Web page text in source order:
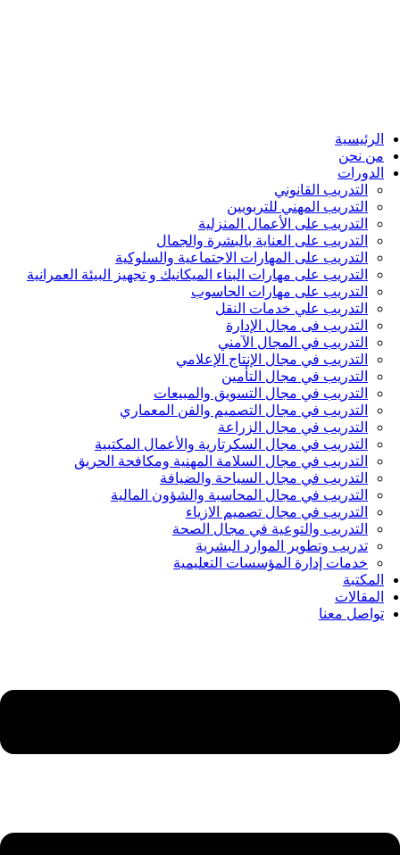
الرئيسية
من نحن
الدورات
التدريب القانوني
التدريب المهني للتربويين
التدريب على الأعمال المنزلية
التدريب على العناية بالبشرة والجمال
التدريب على المهارات الاجتماعية والسلوكية
التدريب على مهارات البناء الميكانيك و تجهيز البيئة العمرانية
التدريب على مهارات الحاسوب
التدريب علي خدمات النقل
التدريب فى مجال الإدارة
التدريب في المجال الآمني
التدريب في مجال الإنتاج الإعلامي
التدريب في مجال التأمين
التدريب في مجال التسويق والمبيعات
التدريب في مجال التصميم والفن المعماري
التدريب في مجال الزراعة
التدريب في مجال السكرتارية والأعمال المكتبية
التدريب في مجال السلامة المهنية ومكافحة الحريق
التدريب في مجال السياحة والضيافة
التدريب في مجال المحاسبة والشؤون المالية
التدريب في مجال تصميم الازياء
التدريب والتوعية في مجال الصحة
تدريب وتطوير الموارد البشرية
خدمات إدارة المؤسسات التعليمية
المكتبة
المقالات
تواصل معنا